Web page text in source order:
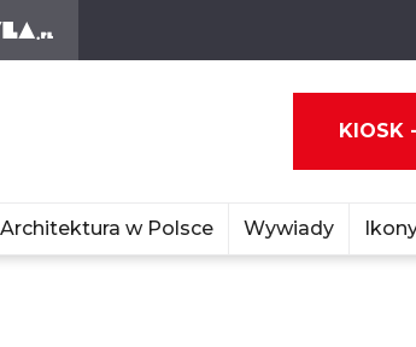
KIOSK
Architektura w Polsce Wywiady